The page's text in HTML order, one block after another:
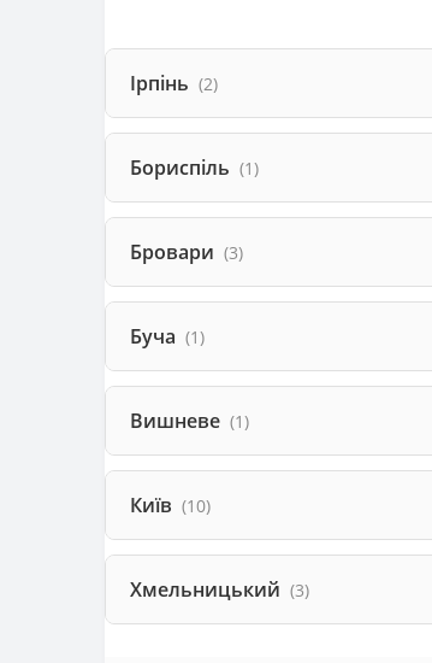
Ірпінь (2)
Бориспіль (1)
Бровари (3)
Буча (1)
Вишневе (1)
Київ (10)
Хмельницький (3)